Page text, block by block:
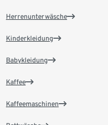
Herrenunterwäsche
Kinderkleidung
Babykleidung
Kaffee
Kaffeemaschinen